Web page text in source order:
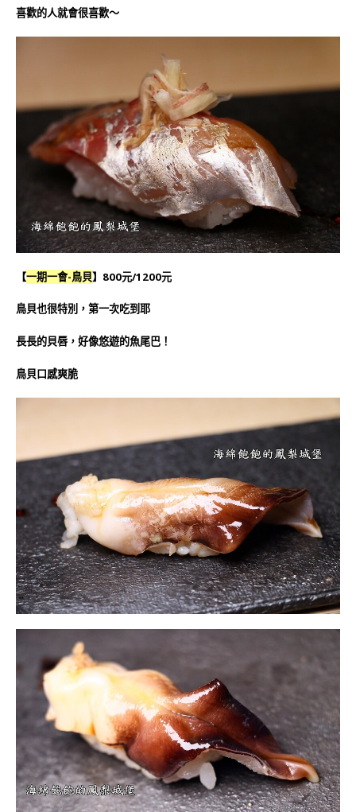
喜歡的人就會很喜歡～
【一期一會-鳥貝】800元/1200元
鳥貝也很特別，第一次吃到耶
長長的貝唇，好像悠遊的魚尾巴！
鳥貝口感爽脆